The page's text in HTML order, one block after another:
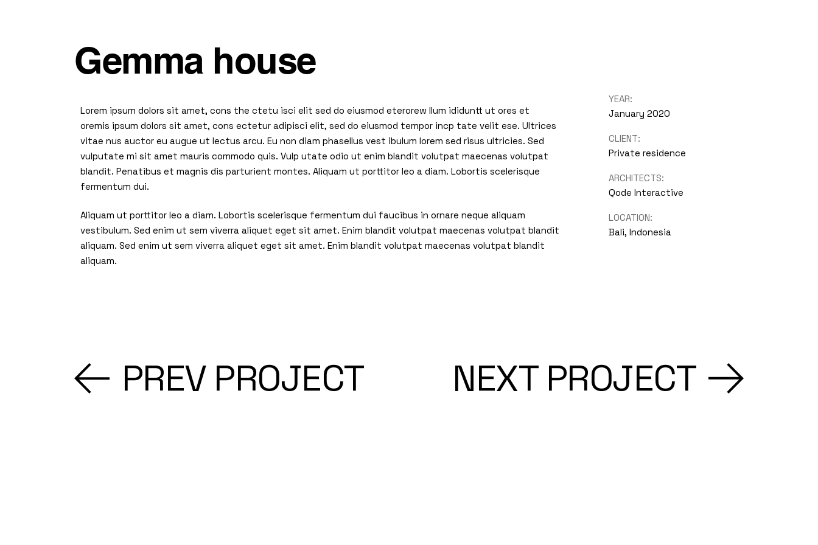
Gemma house
Lorem ipsum dolors sit amet, cons the ctetu isci elit sed do eiusmod eterorew llum ididuntt ut ores et
oremis ipsum dolors sit amet, cons ectetur adipisci elit, sed do eiusmod tempor incp tate velit ese. Ultrices
vitae nus auctor eu augue ut lectus arcu. Eu non diam phasellus vest ibulum lorem sed risus ultricies. Sed
vulputate mi sit amet mauris commodo quis. Vulp utate odio ut enim blandit volutpat maecenas volutpat
blandit. Penatibus et magnis dis parturient montes. Aliquam ut porttitor leo a diam. Lobortis scelerisque
fermentum dui.
Aliquam ut porttitor leo a diam. Lobortis scelerisque fermentum dui faucibus in ornare neque aliquam
vestibulum. Sed enim ut sem viverra aliquet eget sit amet. Enim blandit volutpat maecenas volutpat blandit
aliquam. Sed enim ut sem viverra aliquet eget sit amet. Enim blandit volutpat maecenas volutpat blandit
aliquam.
YEAR:
January 2020
CLIENT:
Private residence
ARCHITECTS:
Qode Interactive
LOCATION:
Bali, Indonesia
PREV PROJECT NEXT PROJECT